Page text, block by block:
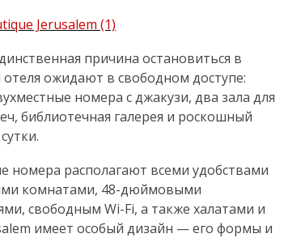
причина остановиться в
ожидают в свободном доступе:
номера с джакузи, два зала для
библиотечная галерея и роскошный
располагают всеми удобствами
комнатами, 48-дюймовыми
свободным Wi-Fi, а также халатами и
имеет особый дизайн — его формы и